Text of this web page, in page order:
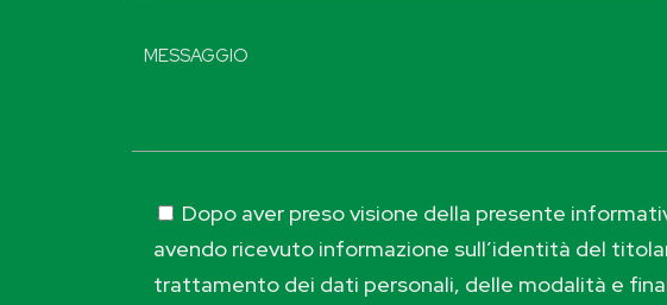
Dopo aver preso visione della presente
avendo ricevuto informazione sull’identità del
trattamento dei dati personali, delle modalità e